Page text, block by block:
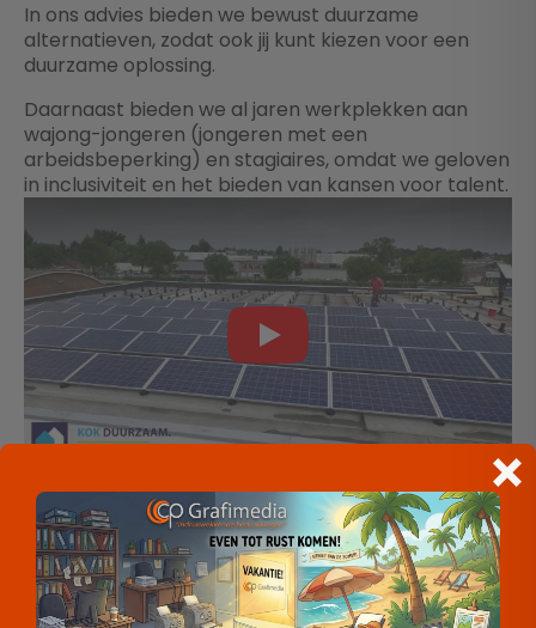
In ons advies bieden we bewust duurzame
alternatieven, zodat ook jij kunt kiezen voor een
duurzame oplossing.
Daarnaast bieden we al jaren werkplekken aan
wajong-jongeren (jongeren met een
arbeidsbeperking) en stagiaires, omdat we geloven
in inclusiviteit en het bieden van kansen voor talent.
Play